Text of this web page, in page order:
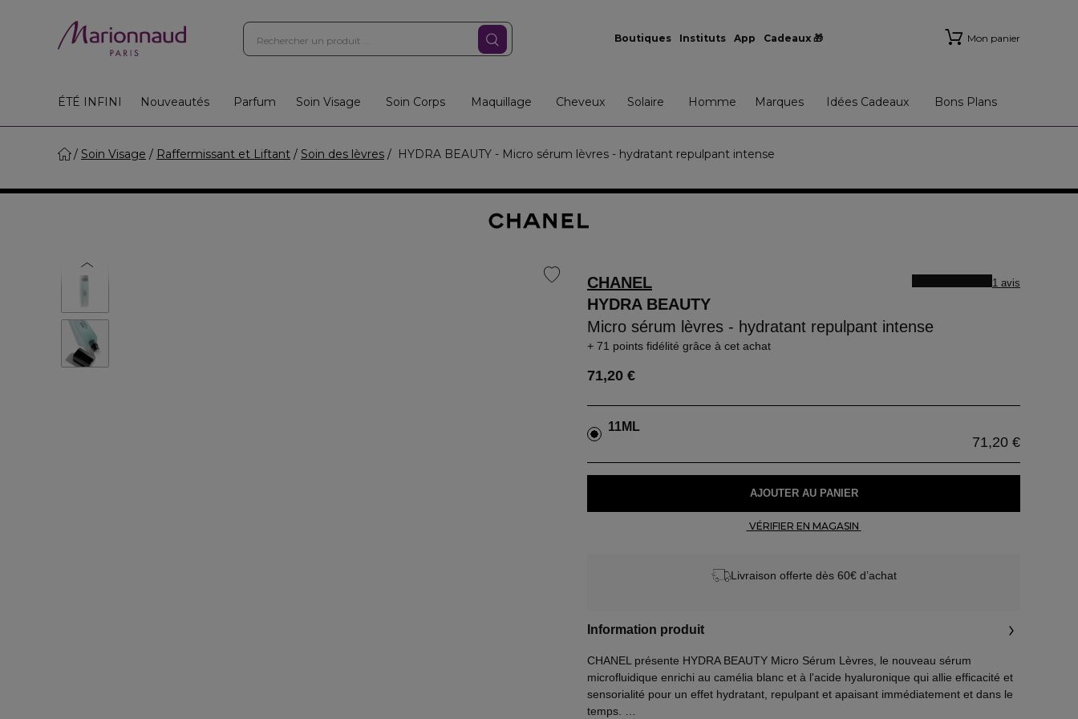
Boutiques Instituts App Cadeaux 🎁 Mon panier
ÉTÉ INFINI
Nouveautés Parfum Soin Visage Soin Corps Maquillage Cheveux Solaire Homme Marques Idées Cadeaux Bons Plans
Soin Visage Raffermissant et Liftant Soin des lèvres HYDRA BEAUTY - Micro sérum lèvres - hydratant repulpant intense
CHANEL
HYDRA BEAUTY
Micro sérum lèvres - hydratant repulpant intense
1 avis
71 points fidélité grâce à cet achat
71,20 €
11ML
71,20 €
AJOUTER AU PANIER
Livraison offerte dès 60€ d’achat
Information produit
CHANEL présente HYDRA BEAUTY Micro Sérum Lèvres, le nouveau sérum
microfluidique enrichi au camélia blanc et à l'acide hyaluronique qui allie efficacité et
sensorialité pour un effet hydratant, repulpant et apaisant immédiatement et dans le
temps.